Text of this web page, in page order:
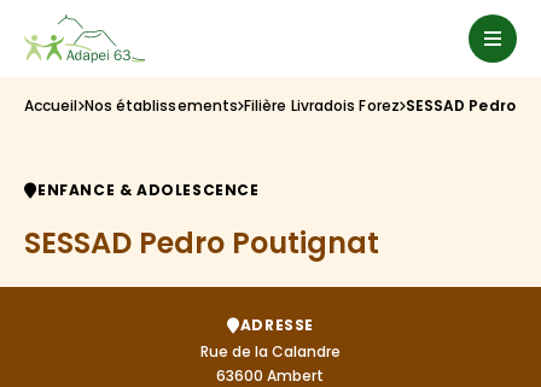
Accueil Nos établissements Filière Livradois Forez SESSAD Pedro
ENFANCE & ADOLESCENCE
SESSAD Pedro Poutignat
ADRESSE
Rue de la Calandre
63600 Ambert